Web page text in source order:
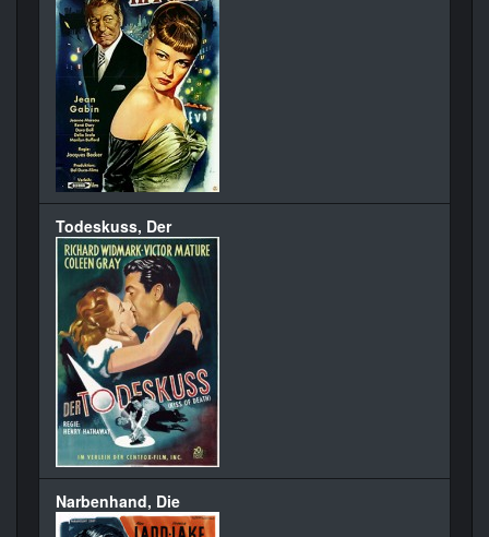
Todeskuss, Der
Narbenhand, Die